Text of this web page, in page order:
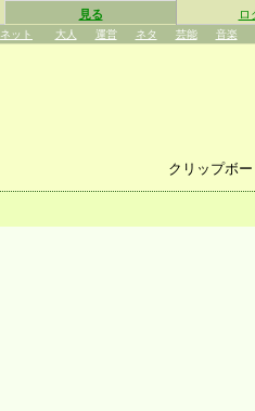
見る ロ
ネット 大人 運営 ネタ 芸能 音楽
クリップボ